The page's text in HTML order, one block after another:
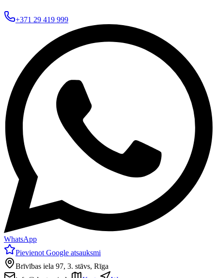
+371 29 419 999
WhatsApp
Pievienot Google atsauksmi
Brīvības iela 97, 3. stāvs, Rīga